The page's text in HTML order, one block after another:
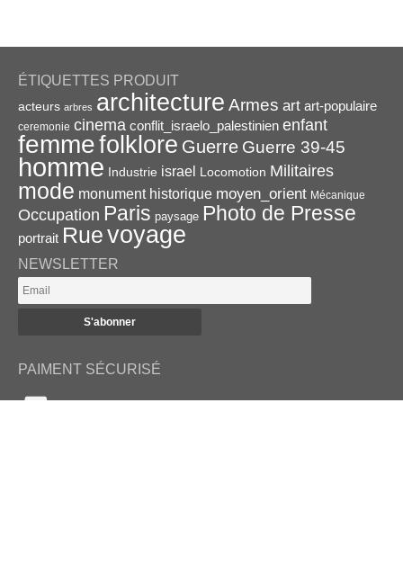
ÉTIQUETTES PRODUIT
acteurs arbres architecture Armes art art-populaire
ceremonie cinema conflit_israelo_palestinien enfant
femmefolklore Guerre Guerre 39-45
homme Industrie israel Locomotion Militaires
mode monument historique moyen_orient Mécanique
Occupation Paris paysage Photo de Presse
portrait Ruevoyage
NEWSLETTER
PAIMENT SÉCURISÉ